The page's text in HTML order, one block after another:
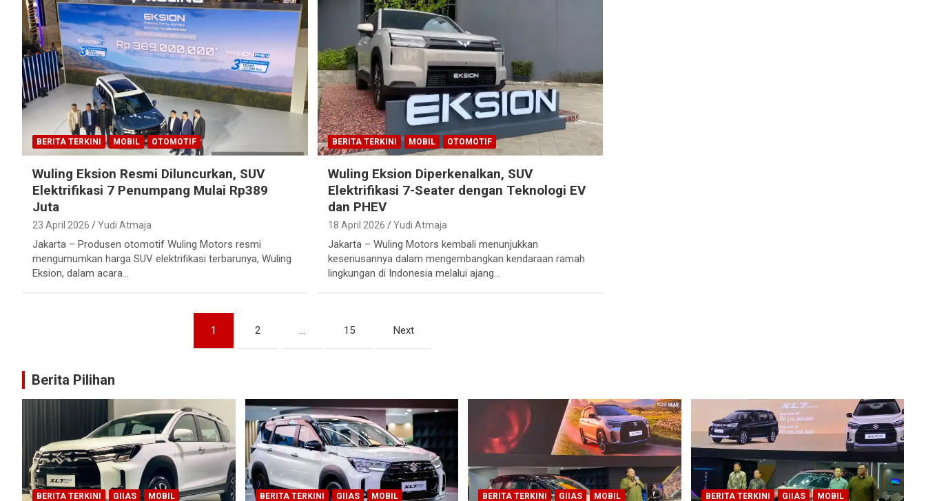
BERITA TERKINI MOBIL OTOMOTIF
Wuling Eksion Resmi Diluncurkan, SUV
Elektrifikasi 7 Penumpang Mulai Rp389
Juta
23 April 2026 Yudi Atmaja
Jakarta – Produsen otomotif Wuling Motors resmi
mengumumkan harga SUV elektrifikasi terbarunya, Wuling
Eksion, dalam acara…
BERITA TERKINI MOBIL OTOMOTIF
Wuling Eksion Diperkenalkan, SUV
Elektrifikasi 7-Seater dengan Teknologi EV
dan PHEV
18 April 2026 Yudi Atmaja
Jakarta – Wuling Motors kembali menunjukkan
keseriusannya dalam mengembangkan kendaraan ramah
lingkungan di Indonesia melalui ajang…
1 2 … 15 Next
Berita Pilihan
BERITA TERKINI GIIAS MOBIL BERITA TERKINI GIIAS MOBIL BERITA TERKINI GIIAS MOBIL BERITA TERKINI GIIAS MOBIL